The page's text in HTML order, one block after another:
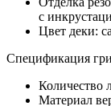
с
Цвет деки:
Спецификация
Количество
Материал